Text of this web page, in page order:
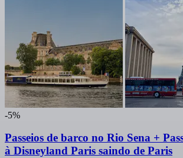
-5%
Passeios de barco no Rio Sena +
à Disneyland Paris saindo de Paris